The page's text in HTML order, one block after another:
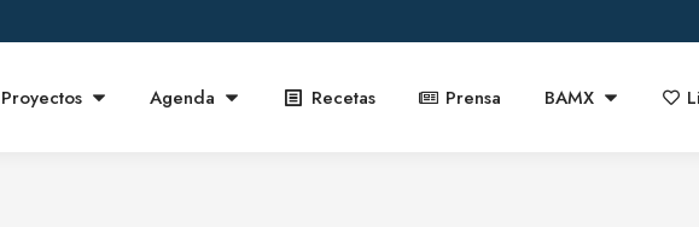
Proyectos Agenda Recetas Prensa BAMX